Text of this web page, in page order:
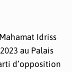
Idriss
au Palais
d’opposition